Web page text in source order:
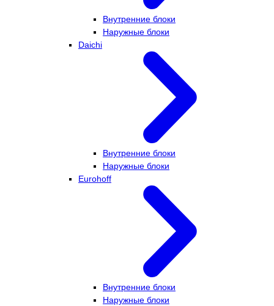
Внутренние блоки
Наружные блоки
Daichi
Внутренние блоки
Наружные блоки
Eurohoff
Внутренние блоки
Наружные блоки